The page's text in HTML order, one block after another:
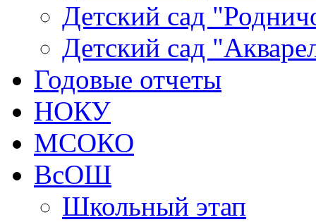
Детский сад
Детский сад
Годовые отчеты
НОКУ
МСОКО
ВсОШ
Школьный этап